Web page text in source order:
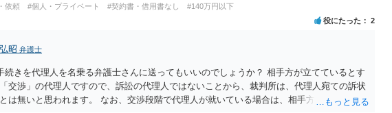
返金時期などの内部事情は、私に対する返還義務の発生や履行時期には何ら影響を及ぼす
ません。 これ以上、本件の解決を不必要に遅延させることなく、誠意をもって速やかに返金
るよう、強く求めます。 以上
依頼 #個人・プライベート #契約書・借用書なし #140万円以下
役にたった 2
昭 弁護士
続きを代理人を名乗る弁護士さんに送ってもいいのでしょうか？ 相手方が立てているとす
交渉」の代理人ですので、訴訟の代理人ではないことから、裁判所は、代理人宛ての訴状
は無いと思われます。 なお、交渉段階で代理人が就いている場合は、相手方（被告）の住